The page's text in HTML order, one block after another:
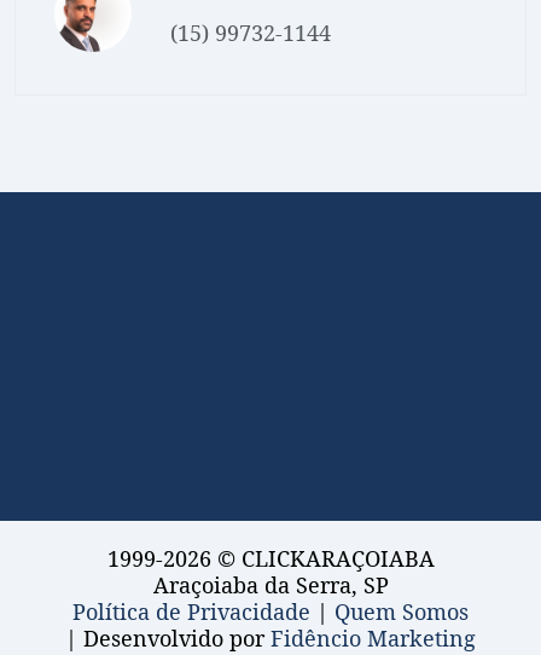
(15) 99732-1144
1999-2026 © CLICKARAÇOIABA
Araçoiaba da Serra, SP
Política de Privacidade | Quem Somos
| Desenvolvido porFidêncio Marketing